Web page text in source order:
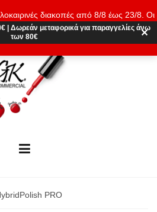
διακοπές από 8/8 έως 23/8. Οι
ξανά από 24/8. Καλό καλοκαίρι!
Απόρριψη
Δωρεάν μεταφορικά για παραγγελίες άνω
των 80€
✕
PRO